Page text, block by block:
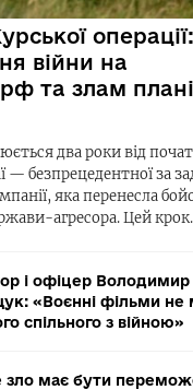
операції:
війни на
та злам
два роки від
— безпрецедентної за
яка перенесла
агресора. Цей
і офіцер Володимир
«Воєнні фільми не
спільного з війною»
зло має бути